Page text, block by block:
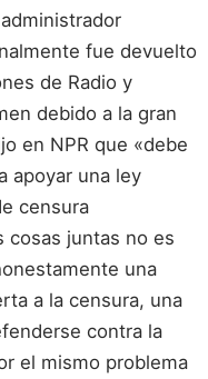
fue devuelto
de Radio y
debido a la gran
en NPR que «debe
apoyar una ley
censura
cosas juntas no es
una
a la censura, una
contra la
el mismo problema